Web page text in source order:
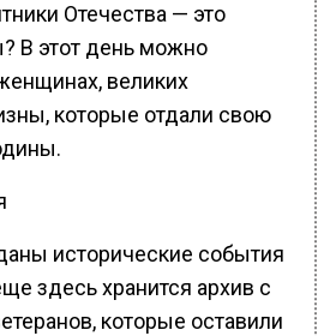
Отечества — это
В этот день можно
великих
которые отдали свою
исторические события
здесь хранится архив с
которые оставили